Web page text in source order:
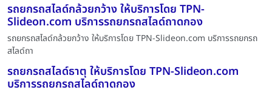
รถยกรถสไลด์กล้วยกว้าง ให้บริการโดย TPN-
Slideon.com บริการรถยกรถสไลด์ถาดกอง
รถยกรถสไลด์กล้วยกว้าง ให้บริการโดย TPN-Slideon.com บริการรถยกรถ
สไลด์ถา
รถยกรถสไลด์ธาตุ ให้บริการโดย TPN-Slideon.com
บริการรถยกรถสไลด์ถาดกอง